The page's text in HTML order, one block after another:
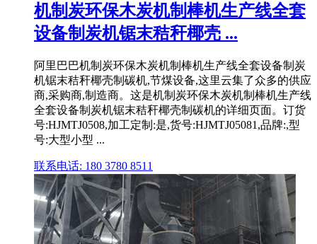
机制炭环保木炭机制棒机生产线全套
设备制炭机锯末秸秆椰壳 ...
阿里巴巴机制炭环保木炭机制棒机生产线全套设备制炭
机锯末秸秆椰壳制碳机,节煤设备,这里云集了众多的供应
商,采购商,制造商。这是机制炭环保木炭机制棒机生产线
全套设备制炭机锯末秸秆椰壳制碳机的详细页面。订货
号:HJMTJ0508,加工定制:是,货号:HJMTJ05081,品牌:,型
号:大型小型 ...
联系电话: 180 3780 8511